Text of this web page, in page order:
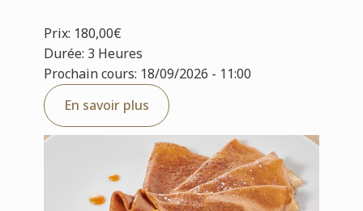
Prix: 180,00€
Durée: 3 Heures
Prochain cours: 18/09/2026 - 11:00
En savoir plus